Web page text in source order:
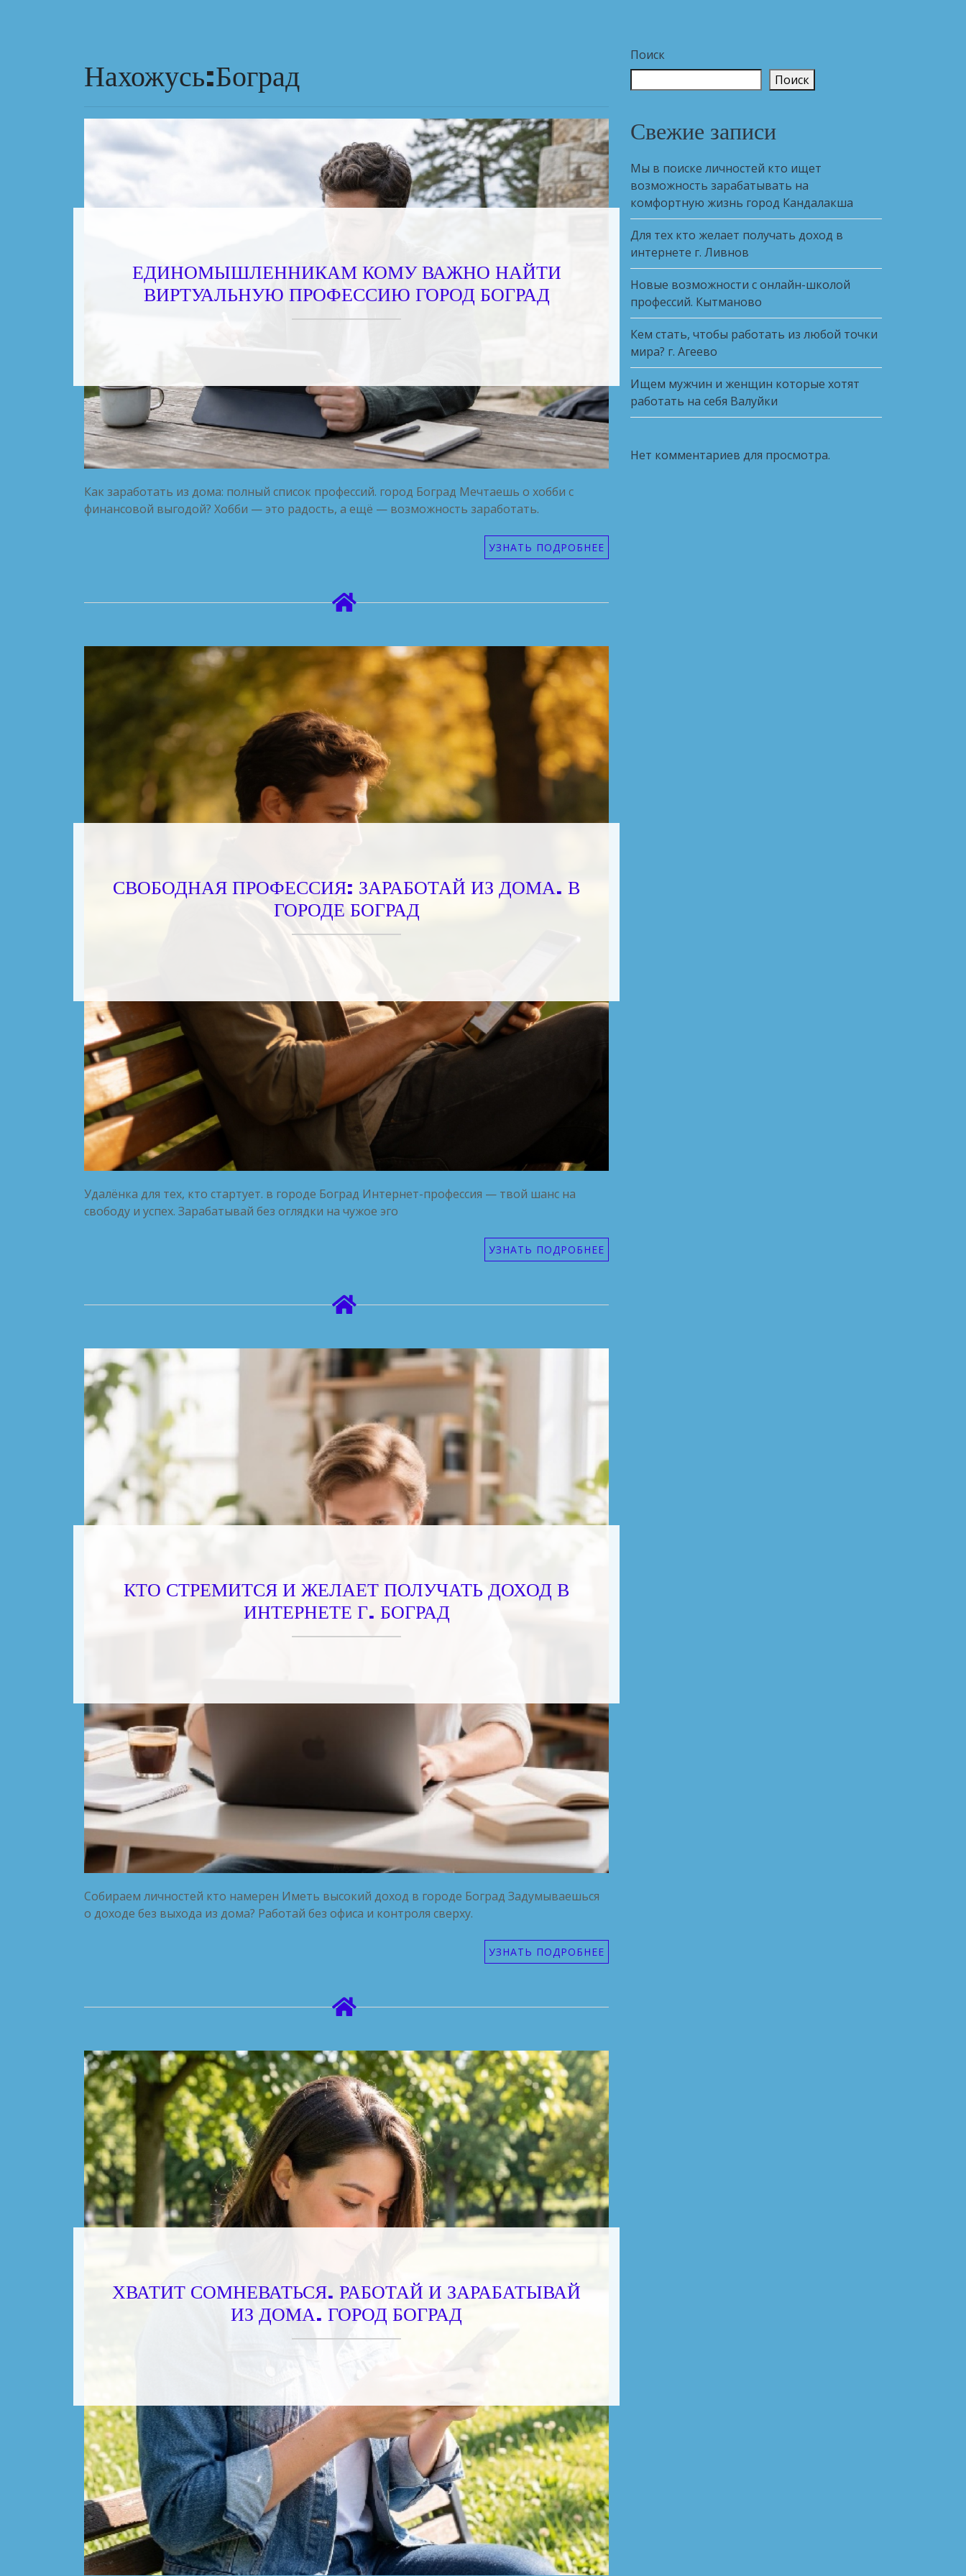
Нахожусь:Боград
ЕДИНОМЫШЛЕННИКАМ КОМУ ВАЖНО НАЙТИ
ВИРТУАЛЬНУЮ ПРОФЕССИЮ ГОРОД БОГРАД
Как заработать из дома: полный список профессий. город Боград Мечтаешь о хобби с
финансовой выгодой? Хобби — это радость, а ещё — возможность заработать.
УЗНАТЬ ПОДРОБНЕЕ
СВОБОДНАЯ ПРОФЕССИЯ: ЗАРАБОТАЙ ИЗ ДОМА. В
ГОРОДЕ БОГРАД
Удалёнка для тех, кто стартует. в городе Боград Интернет-профессия — твой шанс на
свободу и успех. Зарабатывай без оглядки на чужое эго
УЗНАТЬ ПОДРОБНЕЕ
КТО СТРЕМИТСЯ И ЖЕЛАЕТ ПОЛУЧАТЬ ДОХОД В
ИНТЕРНЕТЕ Г. БОГРАД
Собираем личностей кто намерен Иметь высокий доход в городе Боград Задумываешься
о доходе без выхода из дома? Работай без офиса и контроля сверху.
УЗНАТЬ ПОДРОБНЕЕ
ХВАТИТ СОМНЕВАТЬСЯ. РАБОТАЙ И ЗАРАБАТЫВАЙ
ИЗ ДОМА. ГОРОД БОГРАД
Поиск
Поиск
Свежие записи
Мы в поиске личностей кто ищет
возможность зарабатывать на
комфортную жизнь город Кандалакша
Для тех кто желает получать доход в
интернете г. Ливнов
Новые возможности с онлайн-школой
профессий. Кытманово
Кем стать, чтобы работать из любой точки
мира? г. Агеево
Ищем мужчин и женщин которые хотят
работать на себя Валуйки
Нет комментариев для просмотра.